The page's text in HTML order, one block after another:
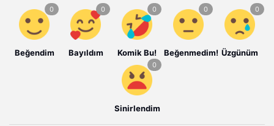
Beğendim Bayıldım Komik Bu! Beğenmedim! Üzgünüm
Sinirlendim